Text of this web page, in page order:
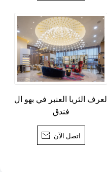
العرف الثريا العنبر في بهو ال
فندق
 اتصل الآن